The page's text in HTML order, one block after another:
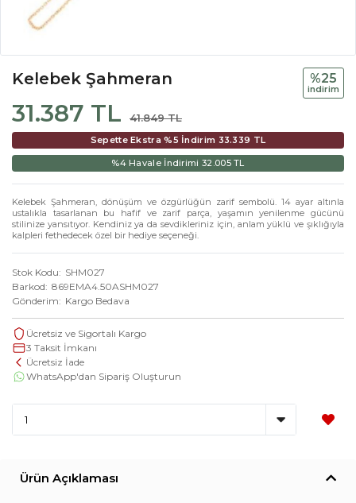
Kelebek Şahmeran
31.387 TL 41.849 TL
%25
i̇ndi̇ri̇m
Sepette Ekstra %5 İndirim 33.339 TL
%4 Havale İndirimi 32.005 TL
Kelebek Şahmeran, dönüşüm ve özgürlüğün zarif sembolü. 14 ayar altınla
ustalıkla tasarlanan bu hafif ve zarif parça, yaşamın yenilenme gücünü
stilinize yansıtıyor. Kendiniz ya da sevdikleriniz için, anlam yüklü ve şıklığıyla
kalpleri fethedecek özel bir hediye seçeneği.
Stok Kodu
SHM027
Barkod 869EMA4.50ASHM027
Gönderim
Kargo Bedava
Ücretsiz ve Sigortalı Kargo
3 Taksit İmkanı
Ücretsiz İade
WhatsApp'dan Sipariş Oluşturun
Ürün Açıklaması